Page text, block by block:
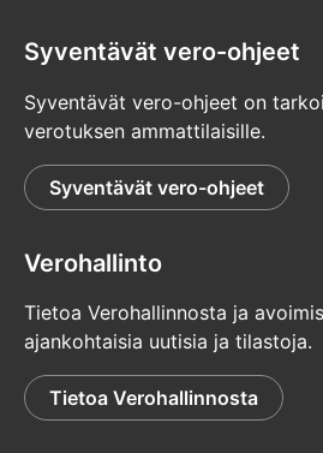
Syventävät vero-ohjeet
Syventävät vero-ohjeet on
verotuksen ammattilaisille.
Syventävät vero-ohjeet
Verohallinto
Tietoa Verohallinnosta ja
ajankohtaisia uutisia ja tilastoja.
Tietoa Verohallinnosta